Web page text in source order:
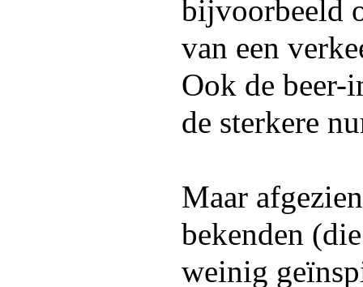
bijvoorbeeld
van een
Ook de beer-
de sterkere
Maar
bekenden
weinig